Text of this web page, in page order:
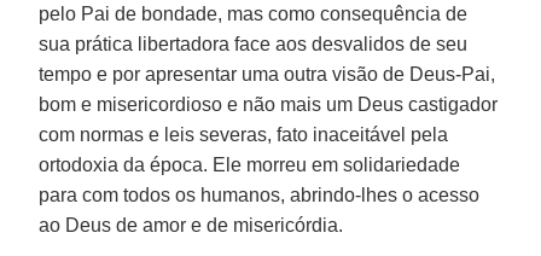
pelo Pai de bondade, mas como consequência de
sua prática libertadora face aos desvalidos de seu
tempo e por apresentar uma outra visão de Deus-Pai,
bom e misericordioso e não mais um Deus castigador
com normas e leis severas, fato inaceitável pela
ortodoxia da época. Ele morreu em solidariedade
para com todos os humanos, abrindo-lhes o acesso
ao Deus de amor e de misericórdia.